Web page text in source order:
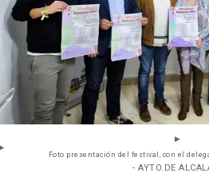
Foto presentación del festival, con el
- AYTO.DE